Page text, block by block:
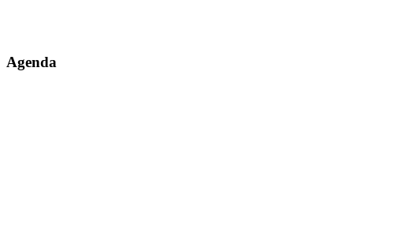
Agenda